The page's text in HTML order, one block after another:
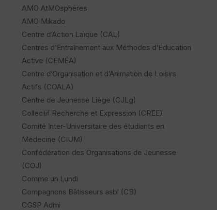
AMO AtMOsphères
AMO Mikado
Centre d’Action Laïque (CAL)
Centres d’Entraînement aux Méthodes d’Éducation
Active (CEMÉA)
Centre d’Organisation et d’Animation de Loisirs
Actifs (COALA)
Centre de Jeunesse Liège (CJLg)
Collectif Recherche et Expression (CREE)
Comité Inter-Universitaire des étudiants en
Médecine (CIUM)
Confédération des Organisations de Jeunesse
(COJ)
Comme un Lundi
Compagnons Bâtisseurs asbl (CB)
CGSP Admi